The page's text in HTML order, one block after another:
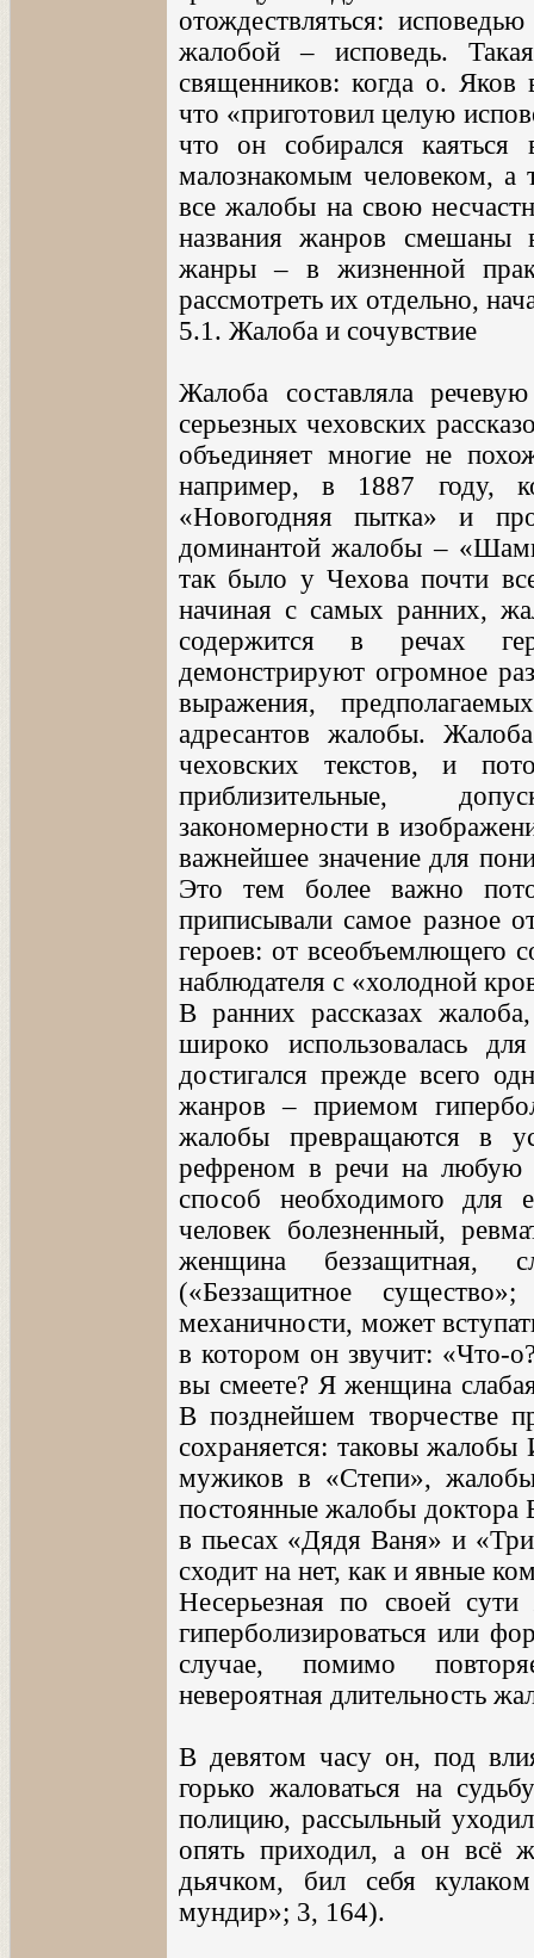
отождествляться:
жалобой – исповедь.
священников: когда о. Яков
что «приготовил целую
что он собирался
малознакомым человеком, а
все жалобы на свою
названия жанров смешаны
жанры – в жизненной
рассмотреть их отдельно,
5.1. Жалоба и сочувствие
Жалоба составляла
серьезных чеховских
объединяет многие не
например, в 1887 году,
«Новогодняя пытка» и
доминантой жалобы –
так было у Чехова почти
начиная с самых ранних,
содержится в речах
демонстрируют огромное
выражения,
адресантов жалобы.
чеховских текстов, и
приблизительные,
закономерности в
важнейшее значение для
Это тем более важно
приписывали самое разное
героев: от всеобъемлющего
наблюдателя с «холодной
В ранних рассказах
широко использовалась
достигался прежде всего
жанров – приемом
жалобы превращаются в
рефреном в речи на любую
способ необходимого для
человек болезненный,
женщина беззащитная,
(«Беззащитное
механичности, может
в котором он звучит: «Что-
вы смеете? Я женщина
В позднейшем творчестве
сохраняется: таковы
мужиков в «Степи», жалобы
постоянные жалобы доктора
в пьесах «Дядя Ваня» и
сходит на нет, как и явные
Несерьезная по своей
гиперболизироваться или
случае, помимо
невероятная длительность
В девятом часу он, под
горько жаловаться на
полицию, рассыльный
опять приходил, а он всё
дьячком, бил себя
мундир»; 3, 164).